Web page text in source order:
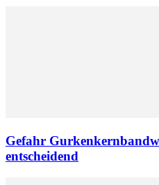
Gefahr
entscheidend